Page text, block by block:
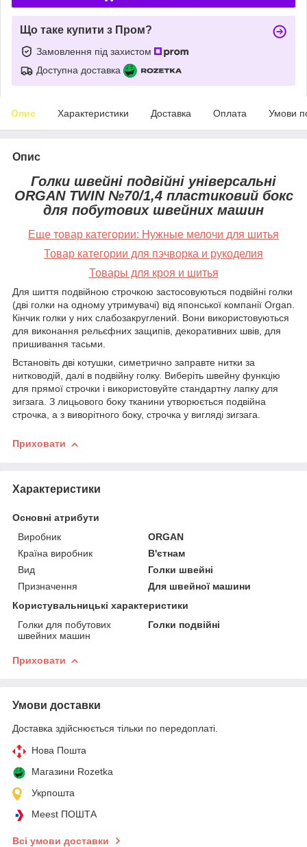
Що таке купити з Пром?
Замовлення під захистом
Доступна доставка
Опис Характеристики Доставка Оплата Умови
Опис
Голки швейні подвійні універсальні
ORGAN TWIN №70/1,4пластиковий бокс
для побутових швейних машин
Еще товар категории: Нужные мелочи для шитья
Товар категории для пэчворка и рукоделия
Товары для кроя и шитья
Для шиття подвійною строчкою застосовуються подвійні голки
(дві голки на одному утримувачі) від японської компанії Organ.
Кінчик голки у них слабозакруглений. Вони використовуються
для виконання рельєфних защипів, декоративних швів, для
пришивання тасьми.
Встановіть дві котушки, симетрично заправте нитки за
нитководій, далі в подвійну голку. Виберіть швейну функцію
для прямої строчки і використовуйте стандартну лапку для
зигзага. З лицьового боку тканини утворюється подвійна
строчка, а з виворітного боку, строчка у вигляді зигзага.
Приховати
Характеристики
Основні атрибути
Виробник
ORGAN
Країна виробник
В'єтнам
Вид
Голки швейні
Призначення
Для швейної машини
Користувальницькі характеристики
Голки для побутових
швейних машин
Голки подвійні
Приховати
Умови доставки
Доставка здійснюється тільки по передоплаті.
Нова Пошта
Магазини Rozetka
Укрпошта
Meest ПОШТА
Всі умови доставки